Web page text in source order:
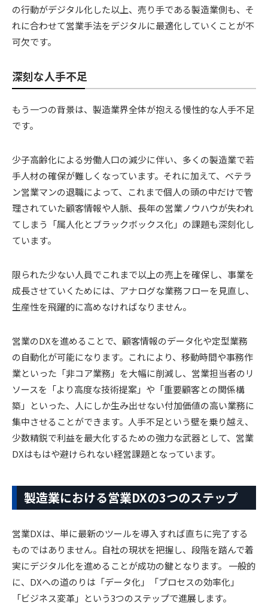
の行動がデジタル化した以上、売り手である製造業側も、そ
れに合わせて営業手法をデジタルに最適化していくことが不
可欠です。
深刻な人手不足
もう一つの背景は、製造業界全体が抱える慢性的な人手不足
です。
少子高齢化による労働人口の減少に伴い、多くの製造業で若
手人材の確保が難しくなっています。それに加えて、ベテラ
ン営業マンの退職によって、これまで個人の頭の中だけで管
理されていた顧客情報や人脈、長年の営業ノウハウが失われ
てしまう「属人化とブラックボックス化」の課題も深刻化し
ています。
限られた少ない人員でこれまで以上の売上を確保し、事業を
成長させていくためには、アナログな業務フローを見直し、
生産性を飛躍的に高めなければなりません。
営業のDXを進めることで、顧客情報のデータ化や定型業務
の自動化が可能になります。これにより、移動時間や事務作
業といった「非コア業務」を大幅に削減し、営業担当者のリ
ソースを「より高度な技術提案」や「重要顧客との関係構
築」といった、人にしか生み出せない付加価値の高い業務に
集中させることができます。人手不足という壁を乗り越え、
少数精鋭で利益を最大化するための強力な武器として、営業
DXはもはや避けられない経営課題となっています。
製造業における営業DXの3つのステップ
営業DXは、単に最新のツールを導入すれば直ちに完了する
ものではありません。自社の現状を把握し、段階を踏んで着
実にデジタル化を進めることが成功の鍵となります。 一般的
に、DXへの道のりは「データ化」「プロセスの効率化」
「ビジネス変革」という3つのステップで進展します。